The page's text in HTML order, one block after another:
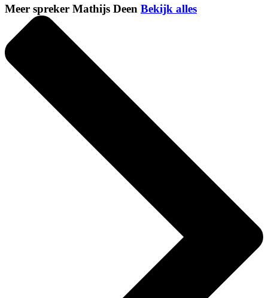
Meer spreker Mathijs Deen Bekijk alles